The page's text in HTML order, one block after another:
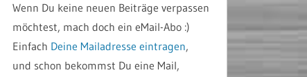
Wenn Du keine neuen Beiträge verpassen
möchtest, mach doch ein eMail-Abo :)
Einfach Deine Mailadresse eintragen,
und schon bekommst Du eine Mail,